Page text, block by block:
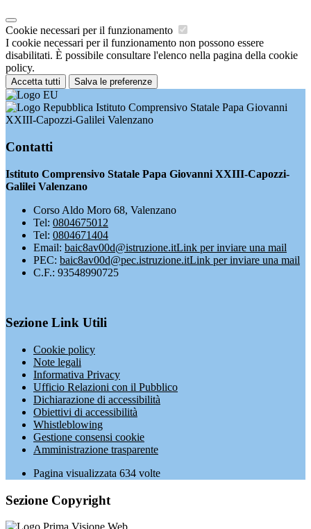
Cookie necessari per il funzionamento
I cookie necessari per il funzionamento non possono essere
disabilitati. È possibile consultare l'elenco nella pagina della cookie
policy.
Accetta tutti Salva le preferenze
Istituto Comprensivo Statale Papa Giovanni
XXIII-Capozzi-Galilei Valenzano
Contatti
Istituto Comprensivo Statale Papa Giovanni XXIII-Capozzi-
Galilei Valenzano
Corso Aldo Moro 68, Valenzano
Tel: 0804675012
Tel: 0804671404
Email: baic8av00d@istruzione.itLink per inviare una mail
PEC: baic8av00d@pec.istruzione.itLink per inviare una mail
C.F.: 93548990725
Sezione Link Utili
Cookie policy
Note legali
Informativa Privacy
Ufficio Relazioni con il Pubblico
Dichiarazione di accessibilità
Obiettivi di accessibilità
Whistleblowing
Gestione consensi cookie
Amministrazione trasparente
Pagina visualizzata 634 volte
Sezione Copyright